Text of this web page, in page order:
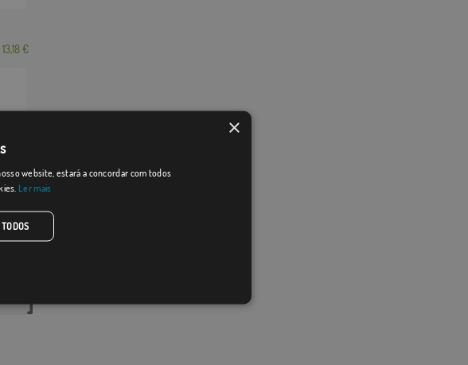
€
€
×
website, estará a concordar com todos
Ler mais